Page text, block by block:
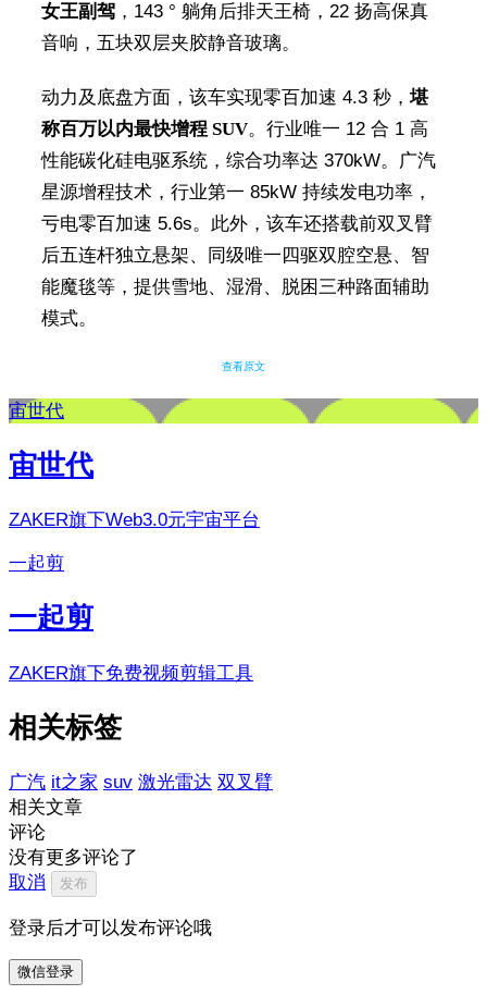
女王副驾，143 ° 躺角后排天王椅，22 扬高保真
音响，五块双层夹胶静音玻璃。
动力及底盘方面，该车实现零百加速 4.3 秒， 堪
称百万以内最快增程 SUV。行业唯一 12 合 1 高
性能碳化硅电驱系统，综合功率达 370kW。广汽
星源增程技术，行业第一 85kW 持续发电功率，
亏电零百加速 5.6s。此外，该车还搭载前双叉臂
后五连杆独立悬架、同级唯一四驱双腔空悬、智
能魔毯等，提供雪地、湿滑、脱困三种路面辅助
模式。
查看原文
宙世代
宙世代
ZAKER旗下Web3.0元宇宙平台
一起剪
一起剪
ZAKER旗下免费视频剪辑工具
相关标签
广汽 it之家 suv 激光雷达 双叉臂
相关文章
评论
没有更多评论了
取消
发布
登录后才可以发布评论哦
微信登录